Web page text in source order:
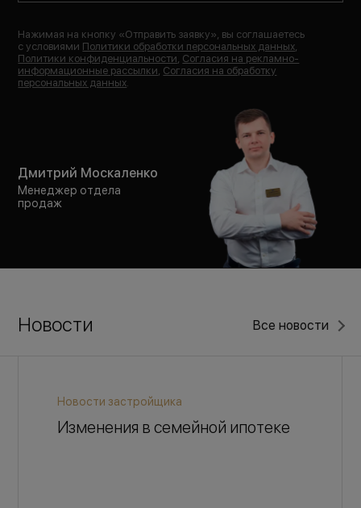
Нажимая на кнопку «Отправить заявку», вы соглашаетесь
с условиями Политики обработки персональных данных
Политики конфиденциальности Согласия на рекламно-
информационные рассылки Согласия на обработку
персональных данных
Дмитрий Москаленко
Менеджер отдела
продаж
Новости Все новости
Новости застройщика
Изменения в семейной ипотеке